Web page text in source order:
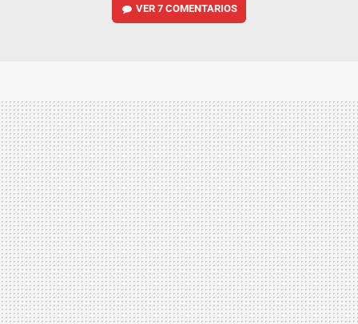
VER7 COMENTARIOS